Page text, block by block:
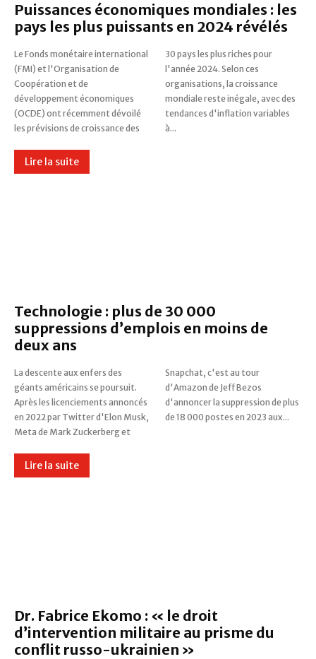
Puissances économiques mondiales : les
pays les plus puissants en 2024 révélés
Le Fonds monétaire international
(FMI) et l'Organisation de
Coopération et de
développement économiques
(OCDE) ont récemment dévoilé
les prévisions de croissance des
30 pays les plus riches pour
l'année 2024. Selon ces
organisations, la croissance
mondiale reste inégale, avec des
tendances d'inflation variables
à...
Lire la suite
Technologie : plus de 30 000
suppressions d’emplois en moins de
deux ans
La descente aux enfers des
géants américains se poursuit.
Après les licenciements annoncés
en 2022 par Twitter d'Elon Musk,
Meta de Mark Zuckerberg et
Snapchat, c'est au tour
d'Amazon de Jeff Bezos
d'annoncer la suppression de plus
de 18 000 postes en 2023 aux...
Lire la suite
Dr. Fabrice Ekomo : « le droit
d’intervention militaire au prisme du
conflit russo-ukrainien »